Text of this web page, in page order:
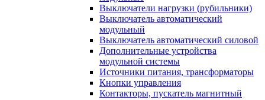
Выключатели нагрузки (рубильники)
Выключатель автоматический
модульный
Выключатель автоматический силовой
Дополнительные устройства
модульной системы
Источники питания, трансформаторы
Кнопки управления
Контакторы, пускатель магнитный